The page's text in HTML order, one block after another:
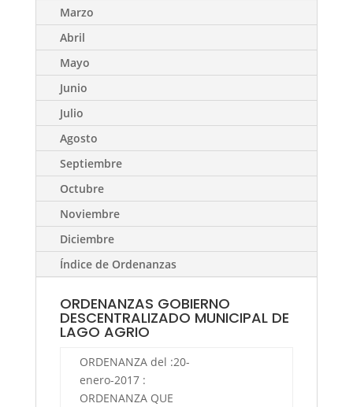
Marzo
Abril
Mayo
Junio
Julio
Agosto
Septiembre
Octubre
Noviembre
Diciembre
Índice de Ordenanzas
ORDENANZAS GOBIERNO
DESCENTRALIZADO MUNICIPAL DE
LAGO AGRIO
ORDENANZA del :20-
enero-2017 :
ORDENANZA QUE